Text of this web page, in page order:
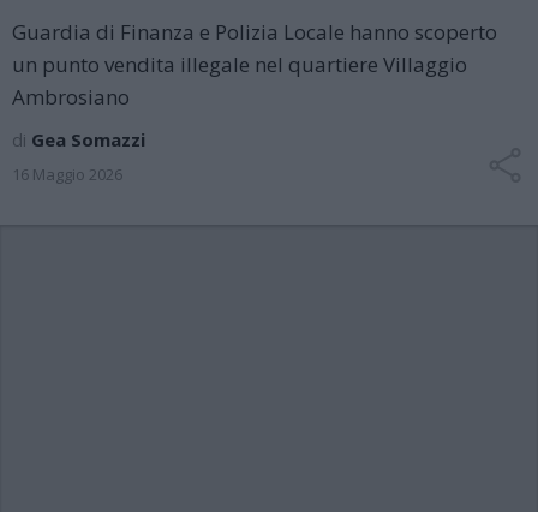
Guardia di Finanza e Polizia Locale hanno scoperto
un punto vendita illegale nel quartiere Villaggio
Ambrosiano
di Gea Somazzi
16 Maggio 2026